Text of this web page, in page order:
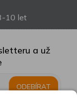
10 let
a už
ODEBÍRAT